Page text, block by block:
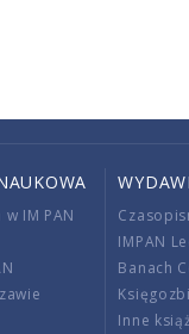
IM PAN
IMPAN
Banach
Inne